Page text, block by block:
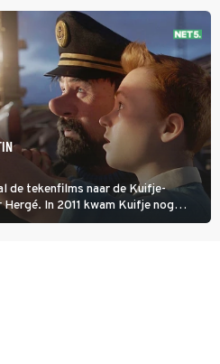
de tekenfilms naar de Kuifje-
In 2011 kwam Kuifje nog
of Tintin van Steven Spielberg.